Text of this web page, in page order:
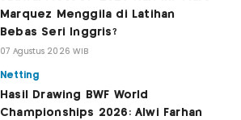
Marquez Menggila di Latihan
Bebas Seri Inggris?
07 Agustus 2026 WIB
Netting
Hasil Drawing BWF World
Championships 2026: Alwi Farhan